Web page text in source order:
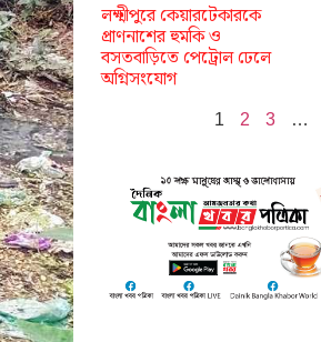
লক্ষ্মীপুরে কেয়ারটেকারকে
প্রাণনাশের হুমকি ও
বসতবাড়িতে পেট্রোল ঢেলে
অগ্নিসংযোগ
1 2 3 …